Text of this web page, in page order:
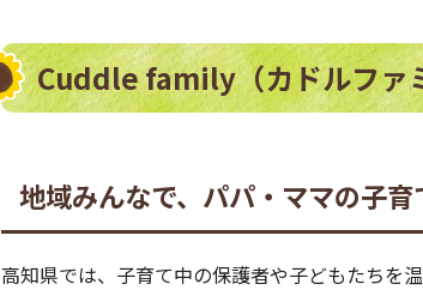
Cuddle family（カドルファ
地域みんなで、パパ・ママの子育
高知県では、子育て中の保護者や子どもたちを